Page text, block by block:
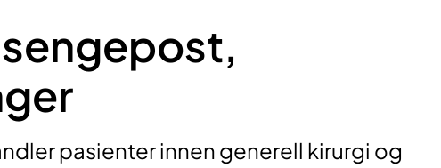
pasienter innen generell kirurgi og